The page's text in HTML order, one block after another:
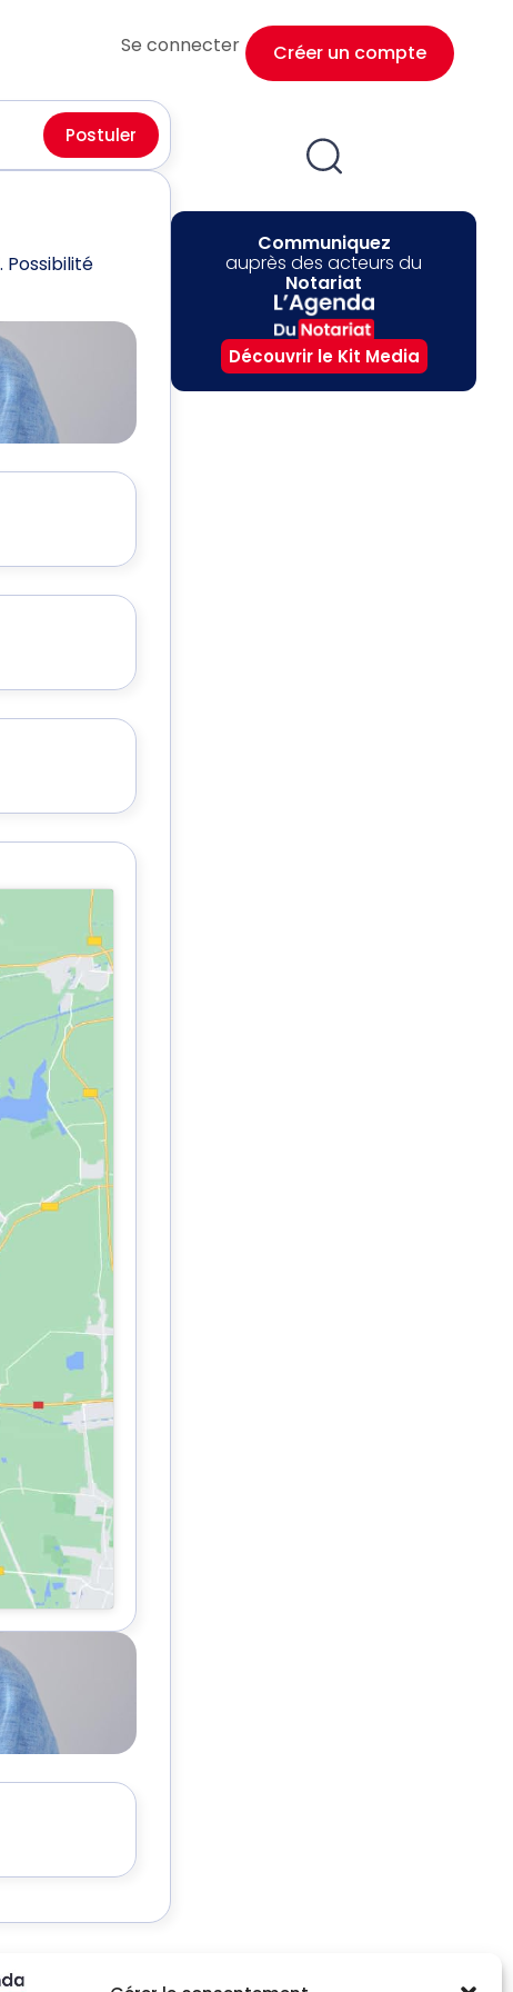
Se connecter Créer un compte
Postuler
Communiquez
auprès des acteurs du
Notariat
Découvrir le Kit Media